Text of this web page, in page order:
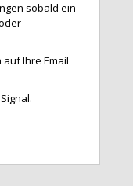
sobald ein
Ihre Email